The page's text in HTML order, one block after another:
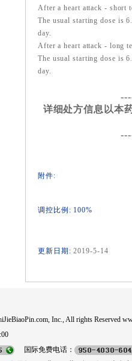
After a heart attack - short
The usual starting dose is
day.
After a heart attack - long
The usual starting dose is
day.
详细处方信息以本
附件:
调控比例: 100%
更新日期: 2019-5-14
Inc., All rights Reserved
国际免费电话：